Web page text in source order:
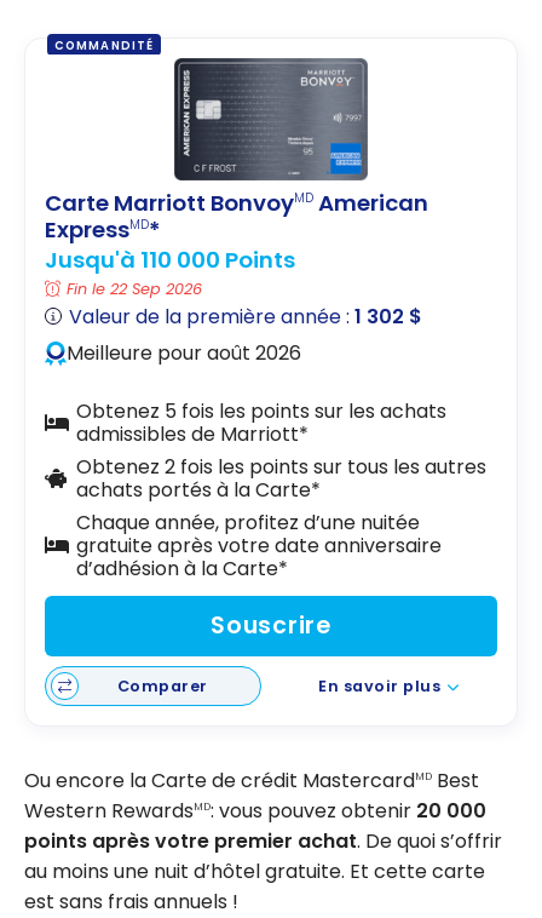
COMMANDITÉ
Carte Marriott BonvoyMD American
ExpressMD*
Jusqu'à 110 000 Points
Fin le 22 Sep 2026
Valeur de la première année :1 302 $
Meilleure pour août 2026
Obtenez 5 fois les points sur les achats
admissibles de Marriott*
Obtenez 2 fois les points sur tous les autres
achats portés à la Carte*
Chaque année, profitez d’une nuitée
gratuite après votre date anniversaire
d’adhésion à la Carte*
Souscrire
Comparer En savoir plus
Ou encore la Carte de crédit MastercardMD Best
Western RewardsMD: vous pouvez obtenir 20 000
points après votre premier achat. De quoi s’offrir
au moins une nuit d’hôtel gratuite. Et cette carte
est sans frais annuels !